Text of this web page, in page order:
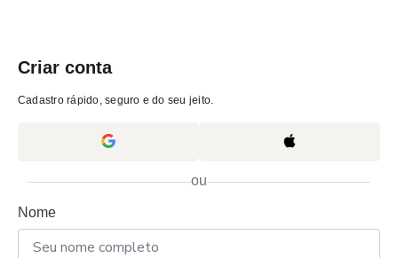
Criar conta
Cadastro rápido, seguro e do seu jeito.
ou
Nome